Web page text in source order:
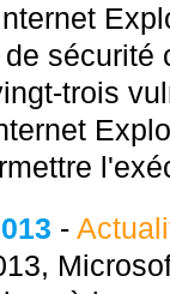
sécurité
trois
-